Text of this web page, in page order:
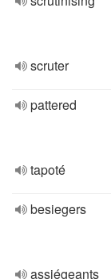
scruter
pattered
tapoté
besiegers
assiégeants